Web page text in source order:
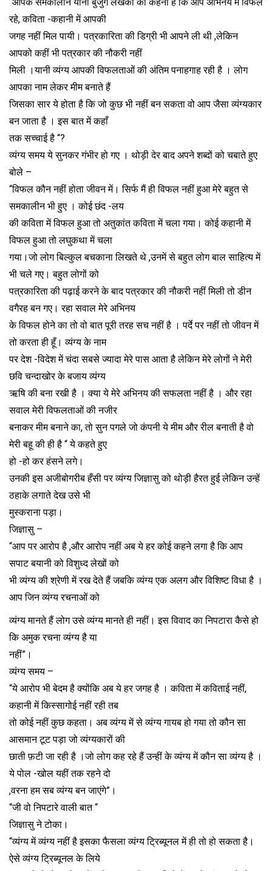
रहे, कविता -कहानी में आपकी
जगह नहीं मिल पायी। पत्रकारिता की डिग्री भी आपने ली थी ,लेकिन
आपको कहीं भी पत्रकार की नौकरी नहीं
मिली ।यानी व्यंग्य आपकी विफलताओं की अंतिम पनाहगाह रही है । लोग
आपका नाम लेकर मीम बनाते हैं
जिसका सार ये होता है कि जो कुछ भी नहीं बन सकता वो आप जैसा व्यंग्यकार
बन जाता है । इस बात में कहाँ
तक सच्चाई है “?
व्यंग्य समय ये सुनकर गंभीर हो गए । थोड़ी देर बाद अपने शब्दों को चबाते हुए
बोले –
“विफल कौन नहीं होता जीवन में। सिर्फ मैं ही विफल नहीं हुआ मेरे बहुत से
समकालीन भी हुए । कोई छंद -लय
की कविता में विफल हुआ तो अतुकांत कविता में चला गया। कोई कहानी में
विफल हुआ तो लघुकथा में चला
गया।जो लोग बिल्कुल बचकाना लिखते थे ,उनमें से बहुत लोग बाल साहित्य में
भी चले गए। बहुत लोगों को
पत्रकारिता की पढ़ाई करने के बाद पत्रकार की नौकरी नहीं मिली तो डीन
वगैरह बन गए। रहा सवाल मेरे अभिनय
के विफल होने का तो वो बात पूरी तरह सच नहीं है । पर्दे पर नहीं तो जीवन में
तो करता ही हूँ। व्यंग्य के नाम
पर देश -विदेश में चंदा सबसे ज्यादा मेरे पास आता है लेकिन मेरे लोगों ने मेरी
छवि चन्दाखोर के बजाय व्यंग्य
ऋषि की बना रखी है । क्या ये मेरे अभिनय की सफलता नहीं है । और रहा
सवाल मेरी विफलताओं की नजीर
बनाकर मीम बनाने का, तो सुन पगले जो कंपनी ये मीम और रील बनाती है वो
मेरी बहू की ही है “ ये कहते हुए
हो -हो कर हंसने लगे।
उनकी इस अजीबोगरीब हँसी पर व्यंग्य जिज्ञासु को थोड़ी हैरत हुई लेकिन उन्हें
ठहाके लगाते देख उसे भी
मुस्कराना पड़ा।
जिज्ञासु –
“आप पर आरोप है ,और आरोप नहीं अब ये हर कोई कहने लगा है कि आप
सपाट बयानी को विशुध्द लेखों को
भी व्यंग्य की श्रेणी में रख देते हैं जबकि व्यंग्य एक अलग और विशिष्ट विधा है ।
आप जिन व्यंग्य रचनाओं को
व्यंग्य मानते हैं लोग उसे व्यंग्य मानते ही नहीं। इस विवाद का निपटारा कैसे हो
कि अमुक रचना व्यंग्य है या
नहीं”।
व्यंग्य समय –
“ये आरोप भी बेदम है क्योंकि अब ये हर जगह है । कविता में कविताई नहीं,
कहानी में किस्सागोई नहीं रही तब
तो कोई नहीं कुछ कहता। अब व्यंग्य में से व्यंग्य गायब हो गया तो कौन सा
आसमान टूट पड़ा जो व्यंग्यकारों की
छाती फ़टी जा रही है ।जो लोग कह रहे हैं उन्हीं के व्यंग्य में कौन सा व्यंग्य है ।
ये पोल -खोल यहीं तक रहने दो
,वरना हम सब व्यंग्य बन जाएंगे”।
“जी वो निपटारे वाली बात “
जिज्ञासु ने टोका।
“व्यंग्य में व्यंग्य नहीं है इसका फैसला व्यंग्य ट्रिब्यूनल में ही तो हो सकता है।
ऐसे व्यंग्य ट्रिब्यूनल के लिये